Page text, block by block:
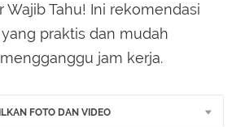
Wajib Tahu! Ini rekomendasi
praktis dan mudah
jam kerja.
FOTO DAN VIDEO